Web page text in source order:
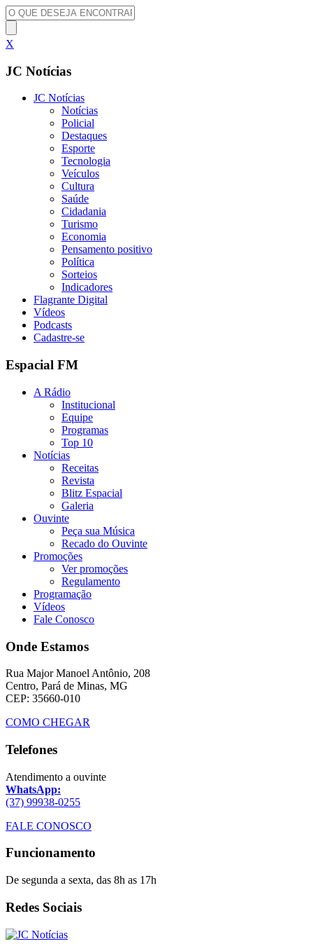
X
JC Notícias
JC Notícias
Notícias
Policial
Destaques
Esporte
Tecnologia
Veículos
Cultura
Saúde
Cidadania
Turismo
Economia
Pensamento positivo
Política
Sorteios
Indicadores
Flagrante Digital
Vídeos
Podcasts
Cadastre-se
Espacial FM
A Rádio
Institucional
Equipe
Programas
Top 10
Notícias
Receitas
Revista
Blitz Espacial
Galeria
Ouvinte
Peça sua Música
Recado do Ouvinte
Promoções
Ver promoções
Regulamento
Programação
Vídeos
Fale Conosco
Onde Estamos
Rua Major Manoel Antônio, 208
Centro, Pará de Minas, MG
CEP: 35660-010
COMO CHEGAR
Telefones
Atendimento a ouvinte
WhatsApp:
(37) 99938-0255
FALE CONOSCO
Funcionamento
De segunda a sexta, das 8h as 17h
Redes Sociais